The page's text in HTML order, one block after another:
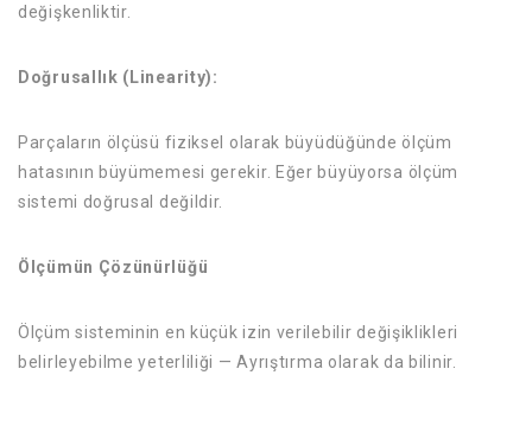
değişkenliktir.
Doğrusallık (Linearity):
Parçaların ölçüsü fiziksel olarak büyüdüğünde ölçüm
hatasının büyümemesi gerekir. Eğer büyüyorsa ölçüm
sistemi doğrusal değildir.
Ölçümün Çözünürlüğü
Ölçüm sisteminin en küçük izin verilebilir değişiklikleri
belirleyebilme yeterliliği — Ayrıştırma olarak da bilinir.